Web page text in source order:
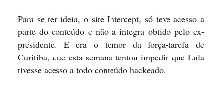
Para se ter ideia, o site Intercept, só teve acesso a
parte do conteúdo e não a integra obtido pelo ex-
presidente. E era o temor da força-tarefa de
Curitiba, que esta semana tentou impedir que Lula
tivesse acesso a todo conteúdo hackeado.